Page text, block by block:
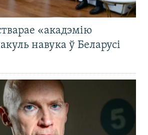
«акадэмію
навука ў Беларусі